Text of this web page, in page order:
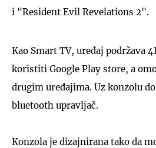
i "Resident Evil Revelations 2".
Kao Smart TV, uređaj podržava
koristiti Google Play store, a
drugim uređajima. Uz konzolu
bluetooth upravljač.
Konzola je dizajnirana tako da